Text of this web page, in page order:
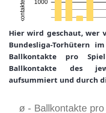
Hier wird geschaut, wer
Bundesliga-Torhütern
Ballkontakte pro
Ballkontakte des
aufsummiert und durch